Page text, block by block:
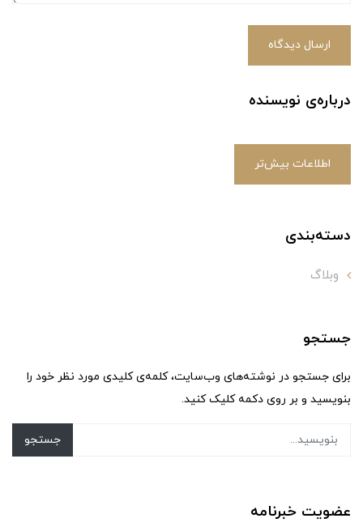
ارسال دیدگاه
درباره‌ی نویسنده
اطلاعات بیش‌تر
دسته‌بندی
وبلاگ
جستجو
برای جستجو در نوشته‌های وب‌سایت، کلمه‌ی کلیدی مورد نظر خود را
بنویسید و بر روی دکمه کلیک کنید.
جستجو
عضویت خبرنامه